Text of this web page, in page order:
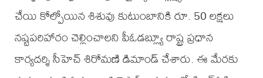
చేయి కోల్పోయిన శిశువు కుటుంబానికి రూ. 50 లక్షలు
నష్టపరిహారం చెల్లించాలని పీఓడబ్ల్యూ రాష్ట్ర ప్రధాన
కార్యదర్శి సీహెచ్ శిరోమణి డిమాండ్ చేశారు. ఈ మేరకు